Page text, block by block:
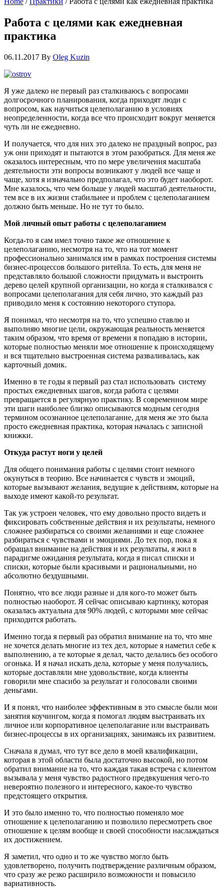
Работа с целями как ежедневная
практика
06.11.2017 By Oleg Kuzin
Я уже далеко не первый раз сталкиваюсь с вопросами
долгосрочного планирования, когда приходят люди с
вопросом, как научиться целеполаганию в условиях
неопределенности, когда все что происходит вокруг меняется
чуть ли не ежедневно.
И получается, что для них это далеко не праздный вопрос, раз
уж они приходят и пытаются в этом разобраться. Для меня же
оказалось интересным, что по мере увеличения масштаба
деятельности эти вопросы возникают у людей все чаще и
чаще, хотя я изначально предполагал, что это будет наоборот.
Мне казалось, что чем больше у людей масштаб деятельности,
тем все в их жизни стабильнее и проблем с целеполаганием
должно быть меньше. Но не тут то было.
Мой личный опыт работы с целеполаганием
Когда-то я сам имел точно такое же отношение к
целеполаганию, несмотря на то, что на тот момент
профессионально занимался им в рамках построения системы
бизнес-процессов большого ритейла. То есть, для меня не
представляло большой сложности придумать и выстроить
дерево целей крупной организации, но когда я сталкивался с
вопросами целеполагания для себя лично, это каждый раз
приводило меня к состоянию некоторого ступора.
Я понимал, что несмотря на то, что успешно ставлю и
выполняю многие цели, окружающая реальность меняется
таким образом, что время от времени я попадаю в истории,
которые полностью меняли мое отношение к происходящему
и вся тщательно выстроенная система разваливалась, как
карточный домик.
Именно в те годы я первый раз стал использовать систему
простых ежедневных шагов, когда работа с целями
превращается в регулярную практику. В современном мире
эти шаги наиболее близко описываются модным сегодня
термином осознанное целеполагание, для меня же это была
просто ежедневная практика, которая началась с записной
книжки.
Откуда растут ноги у целей
Для общего понимания работы с целями стоит немного
окунуться в теорию. Все начинается с чувств и эмоций,
которые вызывают желания, ведущие к действиям, которые на
выходе имеют какой-то результат.
Так уж устроен человек, что ему довольно просто видеть и
фиксировать собственные действия и их результаты, немного
сложнее разбираться со своими желаниями и еще сложнее
разбираться с чувствами и эмоциями. До тех пор, пока я
обращал внимание на действия и их результаты, я жил в
парадигме ожидания результата, когда я писал списки и
списки, которые были красивыми и рациональными, но
абсолютно бездушными.
Понятно, что все люди разные и для кого-то может быть
полностью наоборот. Я сейчас описываю картинку, которая
оказалась актуальна для 90% людей, с которыми мне сейчас
приходится работать.
Именно тогда я первый раз обратил внимание на то, что мне
не хочется делать многие из тех дел, которые я наметил себе к
выполнению, а те которые я делал, часто делались без особого
огонька. И я начал искать дела, которые у меня получались,
которые доставляли мне удовольствие, когда клиенты
говорили мне спасибо за результат и голосовали своими
деньгами.
И я понял, что наиболее эффективным в это смысле были мои
занятия коучингом, когда я помогал людям выстраивать их
личное или корпоративное целеполагание или выстраивать
бизнес-процессы в их организациях, занимаясь их развитием.
Сначала я думал, что тут все дело в моей квалификации,
которая в этой области была достаточно высокой, но потом
обратил внимание на то, что каждая такая встреча с клиентом
вызывала у меня чувство радостного предвкушения чего-то
невероятно полезного и интересного, какое-то чувство
предстоящего открытия.
И это было именно то, что полностью поменяло мое
отношение к целеполаганию и позволило пересмотреть свое
отношение к целям вообще и своей способности наслаждаться
их достижением.
Я заметил, что одно и то же чувство могло быть
удовлетворено, получить подтверждение различным образом,
что сразу же резко расширило возможности и повысило
вариативность.